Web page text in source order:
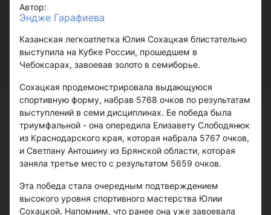
Автор:
Эндже Гарафиева
Казанская легкоатлетка Юлия Сохацкая блистательно
выступила на Кубке России, прошедшем в
Чебоксарах, завоевав золото в семиборье.
Сохацкая продемонстрировала выдающуюся
спортивную форму, набрав 5768 очков по результатам
выступлений в семи дисциплинах. Ее победа была
триумфальной - она опередила Елизавету Слободянюк
из Краснодарского края, которая набрала 5767 очков,
и Светлану Антошину из Брянской области, которая
заняла третье место с результатом 5659 очков.
Эта победа стала очередным подтверждением
высокого уровня спортивного мастерства Юлии
Сохацкой. Напомним, что ранее она уже завоевала